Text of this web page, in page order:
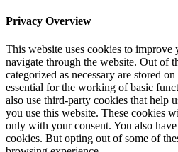
Privacy Overview
This website uses cookies to
navigate through the website. Out of
categorized as necessary are stored
essential for the working of basic
also use third-party cookies that help
you use this website. These cookies
only with your consent. You also
cookies. But opting out of some of